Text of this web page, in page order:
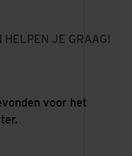
HELPEN JE GRAAG!
voor het